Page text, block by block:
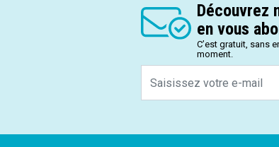
Découvrez
en vous
C’est gratuit, sans
moment.